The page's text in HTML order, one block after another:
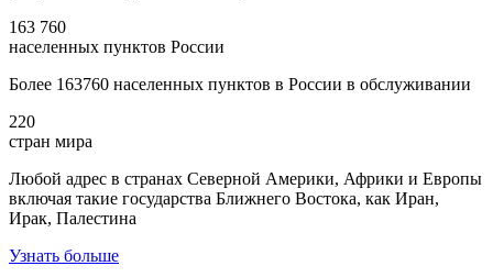
163 760
населенных пунктов России
Более 163760 населенных пунктов в России в обслуживании
220
стран мира
Любой адрес в странах Северной Америки, Африки и Европы
включая такие государства Ближнего Востока, как Иран,
Ирак, Палестина
Узнать больше